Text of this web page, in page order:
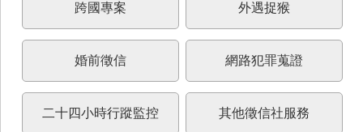
跨國專案 外遇捉猴
婚前徵信 網路犯罪蒐證
二十四小時行蹤監控 其他徵信社服務